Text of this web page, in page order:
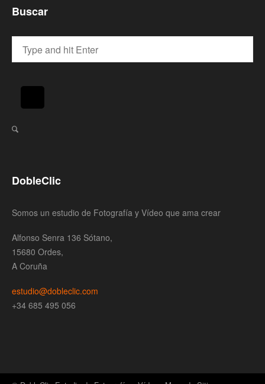
Buscar
DobleClic
Somos un estudio de Fotografía y Vídeo que ama crear
Alfonso Senra 136 Sótano,
15680 Ordes,
A Coruña
estudio@dobleclic.com
+34 685 495 056